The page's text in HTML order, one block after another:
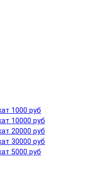
1000 руб
10000 руб
20000 руб
30000 руб
5000 руб